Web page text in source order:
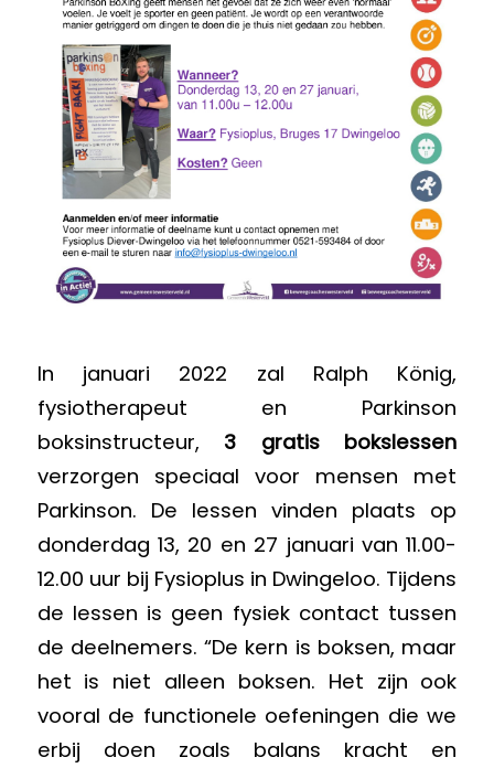
In januari 2022 zal Ralph König,
fysiotherapeut en Parkinson
boksinstructeur,
3 gratis bokslessen
verzorgen speciaal voor mensen met
Parkinson. De lessen vinden plaats op
donderdag 13, 20 en 27 januari van 11.00-
12.00 uur bij Fysioplus in Dwingeloo. Tijdens
de lessen is geen fysiek contact tussen
de deelnemers. “De kern is boksen, maar
het is niet alleen boksen. Het zijn ook
vooral de functionele oefeningen die we
erbij doen zoals balans kracht en